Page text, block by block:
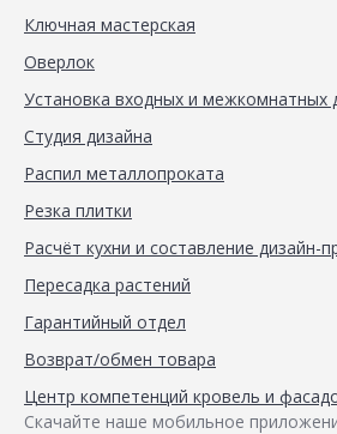
Ключная мастерская
Оверлок
Установка входных и межкомнатных
Студия дизайна
Распил металлопроката
Резка плитки
Расчёт кухни и составление дизайн-
Пересадка растений
Гарантийный отдел
Возврат/обмен товара
Центр компетенций кровель и
Скачайте наше мобильное